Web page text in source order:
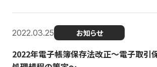
2022.03.25 お知らせ
2022年電子帳簿保存法改正～電子取引